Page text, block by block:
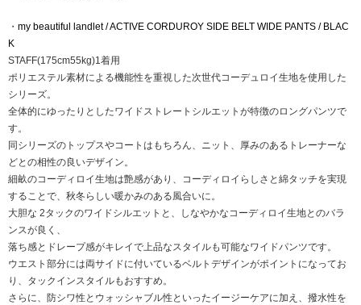
・ my beautiful landlet / ACTIVE CORDUROY SIDE BELT WIDE PANTS / BLAC
K
STAFF(175cm55kg)1着用
ポリエステル素材による機能性を重視した次世代コーデュロイ生地を使用した
シリーズ。
全体的にゆったりとしたワイドストレートシルエットが特徴のロングパンツで
す。
同シリーズのトップスやコートはもちろん、ニット、厚みのあるトレーナーな
どとの相性の良いデザイン。
細畝のコーディロイ生地は艶感があり、コーディロイらしさと綿タッチを実現
することで、秋冬らしい暖かみのある風合いに。
大胆な 2タックのワイドシルエットと、しなやかなコーディロイ生地とのバラ
ンスが良く、
落ち感とドレープ感がキレイで上品なスタイルも可能なワイドパンツです。
ウエスト部分には両サイドに付いているベルトデザインがポイントになってお
り、タックインスタイルもおすすめ。
さらに、防シワ性とウォッシャブル性といったイージーケアに加え、撥水性を